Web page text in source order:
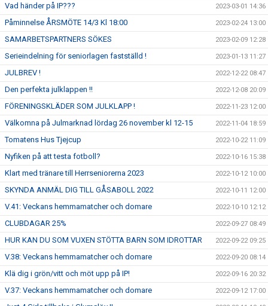
Vad händer på IP??? 2023-03-01 14:36
Påminnelse ÅRSMÖTE 14/3 Kl 18:00 2023-02-24 13:00
SAMARBETSPARTNERS SÖKES 2023-02-09 12:28
Serieindelning för seniorlagen fastställd ! 2023-01-13 11:27
JULBREV ! 2022-12-22 08:47
Den perfekta julklappen !! 2022-12-08 20:09
FÖRENINGSKLÄDER SOM JULKLAPP ! 2022-11-23 12:00
Välkomna på Julmarknad lördag 26 november kl 12-15 2022-11-04 18:59
Tomatens Hus Tjejcup 2022-10-22 11:09
Nyfiken på att testa fotboll? 2022-10-16 15:38
Klart med tränare till Herrseniorerna 2023 2022-10-12 10:00
SKYNDA ANMÄL DIG TILL GÅSABOLL 2022 2022-10-11 12:00
V.41: Veckans hemmamatcher och domare 2022-10-10 12:12
CLUBDAGAR 25% 2022-09-27 08:49
HUR KAN DU SOM VUXEN STÖTTA BARN SOM IDROTTAR 2022-09-22 09:25
V.38: Veckans hemmamatcher och domare 2022-09-20 08:14
Klä dig i grön/vitt och möt upp på IP! 2022-09-16 20:32
V.37: Veckans hemmamatcher och domare 2022-09-12 17:00